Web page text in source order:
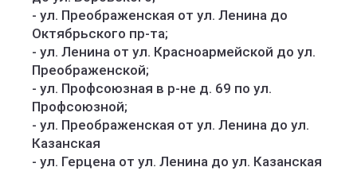
- ул. Преображенская от ул. Ленина до
Октябрьского пр-та;
- ул. Ленина от ул. Красноармейской до ул.
Преображенской;
- ул. Профсоюзная в р-не д. 69 по ул.
Профсоюзной;
- ул. Преображенская от ул. Ленина до ул.
Казанская
- ул. Герцена от ул. Ленина до ул. Казанская